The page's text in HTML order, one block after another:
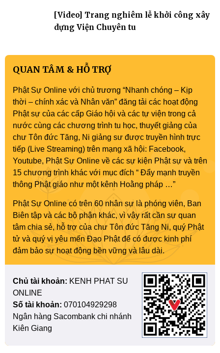
[Video] Trang nghiêm lễ khởi công xây
dựng Viện Chuyên tu
QUAN TÂM & HỖ TRỢ
Phật Sự Online với chủ trương “Nhanh chóng – Kịp
thời – chính xác và Nhân văn” đăng tải các hoạt động
Phật sự của các cấp Giáo hội và các tự viện trong cả
nước cùng các chương trình tu học, thuyết giảng của
chư Tôn đức Tăng, Ni giảng sư được truyền hình trực
tiếp (Live Streaming) trên mạng xã hội: Facebook,
Youtube, Phật Sự Online về các sự kiện Phật sự và trên
15 chương trình khác với mục đích “ Đẩy mạnh truyền
thông Phật giáo như một kênh Hoằng pháp …”
Phật Sự Online có trên 60 nhân sự là phóng viên, Ban
Biên tập và các bộ phận khác, vì vậy rất cần sự quan
tâm chia sẻ, hỗ trợ của chư Tôn đức Tăng Ni, quý Phật
tử và quý vị yêu mến Đạo Phật để có được kinh phí
đảm bảo sự hoạt động bền vững và lâu dài.
Chủ tài khoản: KENH PHAT SU
ONLINE
Số tài khoản: 070104929298
Ngân hàng Sacombank chi nhánh
Kiên Giang